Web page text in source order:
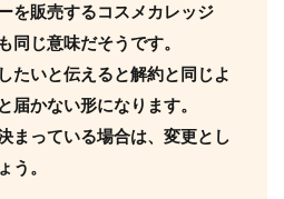
を販売するコスメカレッジ
同じ意味だそうです。
たいと伝えると解約と同じよ
届かない形になります。
まっている場合は、変更とし
う。